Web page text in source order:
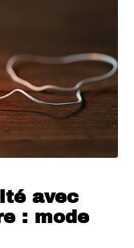
avec
: mode